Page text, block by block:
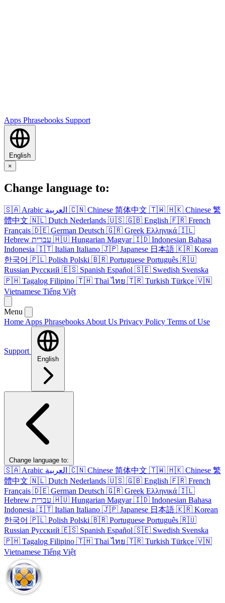
Apps Phrasebooks Support
English
×
Change language to:
🇸🇦 Arabic العربية 🇨🇳 Chinese 简体中文 🇹🇼 🇭🇰 Chinese 繁
體中文 🇳🇱 Dutch Nederlands 🇺🇸 🇬🇧 English 🇫🇷 French
Français 🇩🇪 German Deutsch 🇬🇷 Greek Ελληνικά 🇮🇱
Hebrew עברית 🇭🇺 Hungarian Magyar 🇮🇩 Indonesian Bahasa
Indonesia 🇮🇹 Italian Italiano 🇯🇵 Japanese 日本語 🇰🇷 Korean
한국어 🇵🇱 Polish Polski 🇧🇷 Portuguese Português 🇷🇺
Russian Русский 🇪🇸 Spanish Español 🇸🇪 Swedish Svenska
🇵🇭 Tagalog Filipino 🇹🇭 Thai ไทย 🇹🇷 Turkish Türkçe 🇻🇳
Vietnamese Tiếng Việt
Menu
Home Apps Phrasebooks About Us Privacy Policy Terms of Use
Support
English
Change language to:
🇸🇦 Arabic العربية 🇨🇳 Chinese 简体中文 🇹🇼 🇭🇰 Chinese 繁
體中文 🇳🇱 Dutch Nederlands 🇺🇸 🇬🇧 English 🇫🇷 French
Français 🇩🇪 German Deutsch 🇬🇷 Greek Ελληνικά 🇮🇱
Hebrew עברית 🇭🇺 Hungarian Magyar 🇮🇩 Indonesian Bahasa
Indonesia 🇮🇹 Italian Italiano 🇯🇵 Japanese 日本語 🇰🇷 Korean
한국어 🇵🇱 Polish Polski 🇧🇷 Portuguese Português 🇷🇺
Russian Русский 🇪🇸 Spanish Español 🇸🇪 Swedish Svenska
🇵🇭 Tagalog Filipino 🇹🇭 Thai ไทย 🇹🇷 Turkish Türkçe 🇻🇳
Vietnamese Tiếng Việt